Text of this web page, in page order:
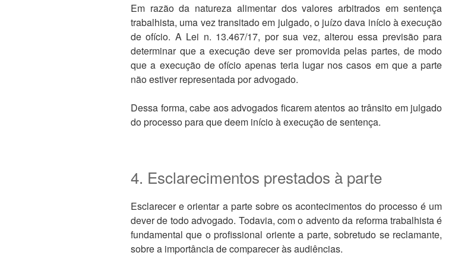
Em razão da natureza alimentar dos valores arbitrados em sentença
trabalhista, uma vez transitado em julgado, o juízo dava início à execução
de ofício. A Lei n. 13.467/17, por sua vez, alterou essa previsão para
determinar que a execução deve ser promovida pelas partes, de modo
que a execução de ofício apenas teria lugar nos casos em que a parte
não estiver representada por advogado.
Dessa forma, cabe aos advogados ficarem atentos ao trânsito em julgado
do processo para que deem início à execução de sentença.
4. Esclarecimentos prestados à parte
Esclarecer e orientar a parte sobre os acontecimentos do processo é um
dever de todo advogado. Todavia, com o advento da reforma trabalhista é
fundamental que o profissional oriente a parte, sobretudo se reclamante,
sobre a importância de comparecer às audiências.